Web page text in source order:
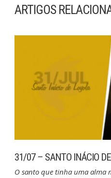
ARTIGOS
31/07 – SANTO INÁCIO
O santo que tinha uma alma